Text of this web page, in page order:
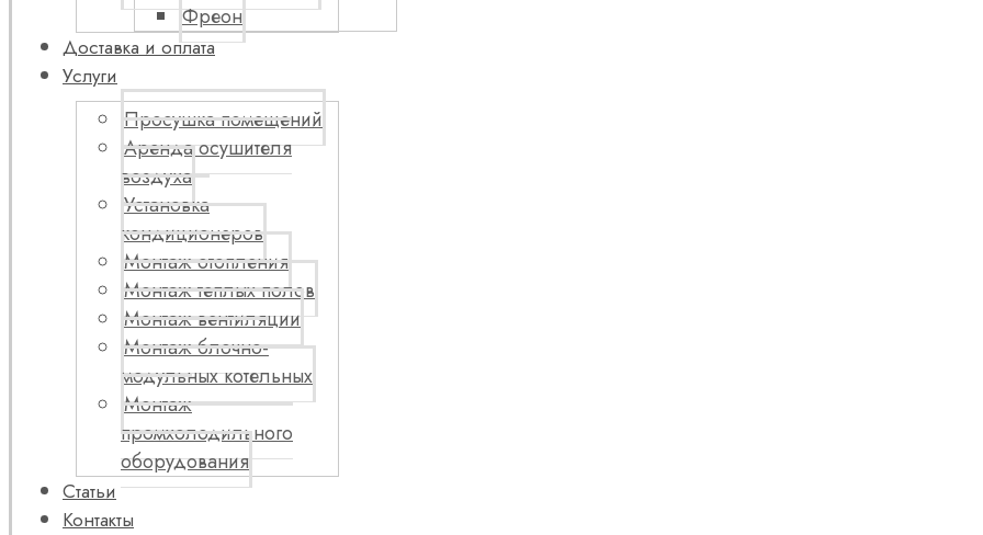
Фреон
Доставка и оплата
Услуги
Просушка помещений
Аренда осушителя
воздуха
Установка
кондиционеров
Монтаж отопления
Монтаж теплых полов
Монтаж вентиляции
Монтаж блочно-
модульных котельных
Монтаж
промхолодильного
оборудования
Статьи
Контакты